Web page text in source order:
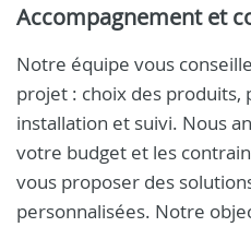
Accompagnement et
Notre équipe vous
projet : choix des produits,
installation et suivi. Nous
votre budget et les
vous proposer des
personnalisées. Notre